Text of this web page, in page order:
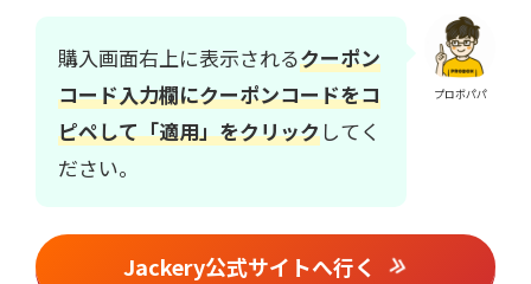
プロボパパ
購入画面右上に表示されるクーポン
コード入力欄にクーポンコードをコ
ピペして「適用」をクリックしてく
ださい。
Jackery公式サイトへ行く